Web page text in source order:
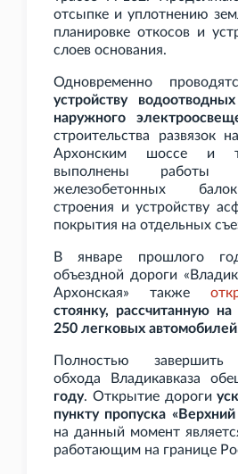
отсыпке и уплотнению
планировке откосов и
слоев основания.
Одновременно
устройству
наружного
строительства развязок
Архонским шоссе и
выполнены работы
железобетонных
строения и устройству
покрытия на отдельных
В январе прошлого
объездной дороги
Архонская» также
стоянку, рассчитанную
250 легковых автомобилей
Полностью завершить
обхода Владикавказа
году. Открытие дороги
пункту пропуска
на данный момент
работающим на границе